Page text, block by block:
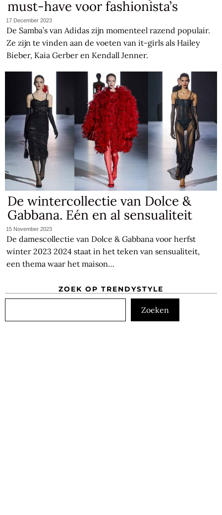
must-have voor fashionista’s
17 December 2023
De Samba’s van Adidas zijn momenteel razend populair.
Ze zijn te vinden aan de voeten van it-girls als Hailey
Bieber, Kaia Gerber en Kendall Jenner.
De wintercollectie van Dolce &
Gabbana. Eén en al sensualiteit
15 November 2023
De damescollectie van Dolce & Gabbana voor herfst
winter 2023 2024 staat in het teken van sensualiteit,
een thema waar het maison…
ZOEK OP TRENDYSTYLE
Zoeken